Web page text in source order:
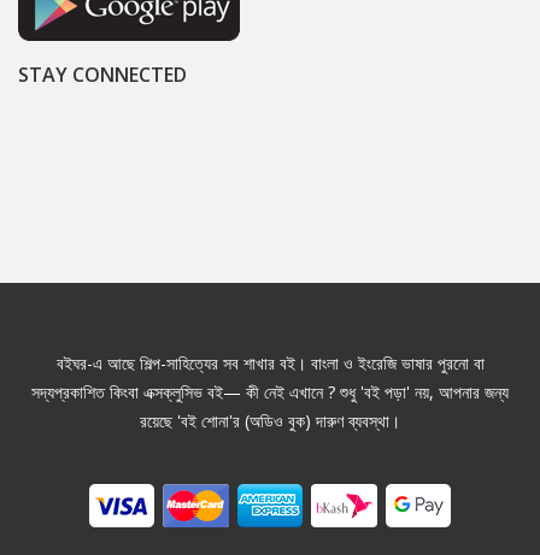
STAY CONNECTED
বইঘর-এ আছে শিল্প-সাহিত্যের সব শাখার বই। বাংলা ও ইংরেজি ভাষার পুরনো বা
সদ্যপ্রকাশিত কিংবা এক্সক্লুসিভ বই— কী নেই এখানে ? শুধু 'বই পড়া' নয়, আপনার জন্য
রয়েছে 'বই শোনা'র (অডিও বুক) দারুণ ব্যবস্থা।